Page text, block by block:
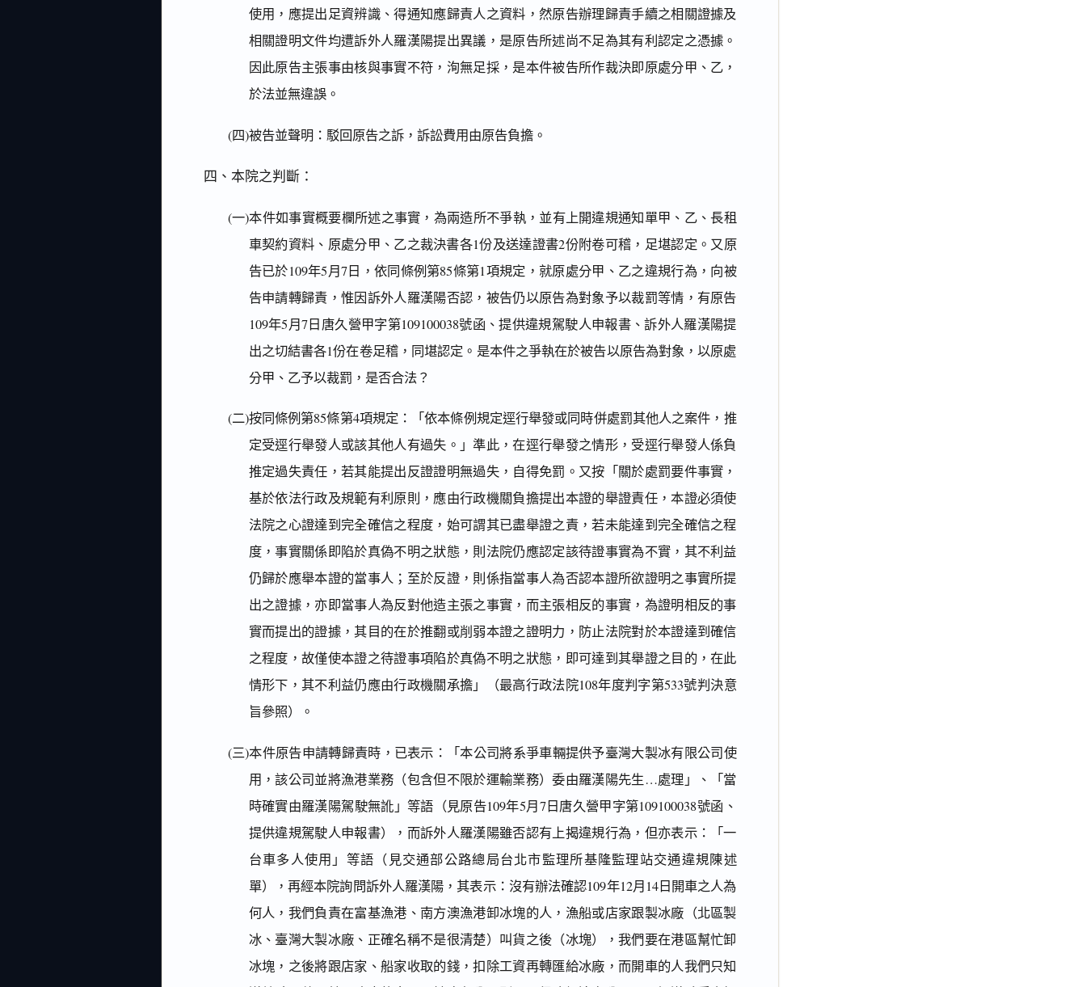
使用，應提出足資辨識、得通知應歸責人之資料，然原告辦理歸責手續之相關證據及
相關證明文件均遭訴外人羅漢陽提出異議，是原告所述尚不足為其有利認定之憑據。
因此原告主張事由核與事實不符，洵無足採，是本件被告所作裁決即原處分甲、乙，
於法並無違誤。
(四)被告並聲明：駁回原告之訴，訴訟費用由原告負擔。
四、本院之判斷：
(一)本件如事實概要欄所述之事實，為兩造所不爭執，並有上開違規通知單甲、乙、長租
車契約資料、原處分甲、乙之裁決書各1份及送達證書2份附卷可稽，足堪認定。又原
告已於109年5月7日，依同條例第85條第1項規定，就原處分甲、乙之違規行為，向被
告申請轉歸責，惟因訴外人羅漢陽否認，被告仍以原告為對象予以裁罰等情，有原告
109年5月7日唐久營甲字第109100038號函、提供違規駕駛人申報書、訴外人羅漢陽提
出之切結書各1份在卷足稽，同堪認定。是本件之爭執在於被告以原告為對象，以原處
分甲、乙予以裁罰，是否合法？
(二)按同條例第85條第4項規定：「依本條例規定逕行舉發或同時併處罰其他人之案件，推
定受逕行舉發人或該其他人有過失。」準此，在逕行舉發之情形，受逕行舉發人係負
推定過失責任，若其能提出反證證明無過失，自得免罰。又按「關於處罰要件事實，
基於依法行政及規範有利原則，應由行政機關負擔提出本證的舉證責任，本證必須使
法院之心證達到完全確信之程度，始可謂其已盡舉證之責，若未能達到完全確信之程
度，事實關係即陷於真偽不明之狀態，則法院仍應認定該待證事實為不實，其不利益
仍歸於應舉本證的當事人；至於反證，則係指當事人為否認本證所欲證明之事實所提
出之證據，亦即當事人為反對他造主張之事實，而主張相反的事實，為證明相反的事
實而提出的證據，其目的在於推翻或削弱本證之證明力，防止法院對於本證達到確信
之程度，故僅使本證之待證事項陷於真偽不明之狀態，即可達到其舉證之目的，在此
情形下，其不利益仍應由行政機關承擔」（最高行政法院108年度判字第533號判決意
旨參照）。
(三)本件原告申請轉歸責時，已表示：「本公司將系爭車輛提供予臺灣大製冰有限公司使
用，該公司並將漁港業務（包含但不限於運輸業務）委由羅漢陽先生…處理」、「當
時確實由羅漢陽駕駛無訛」等語（見原告109年5月7日唐久營甲字第109100038號函、
提供違規駕駛人申報書），而訴外人羅漢陽雖否認有上揭違規行為，但亦表示：「一
台車多人使用」等語（見交通部公路總局台北市監理所基隆監理站交通違規陳述
單），再經本院詢問訴外人羅漢陽，其表示：沒有辦法確認109年12月14日開車之人為
何人，我們負責在富基漁港、南方澳漁港卸冰塊的人，漁船或店家跟製冰廠（北區製
冰、臺灣大製冰廠、正確名稱不是很清楚）叫貨之後（冰塊），我們要在港區幫忙卸
冰塊，之後將跟店家、船家收取的錢，扣除工資再轉匯給冰廠，而開車的人我們只知